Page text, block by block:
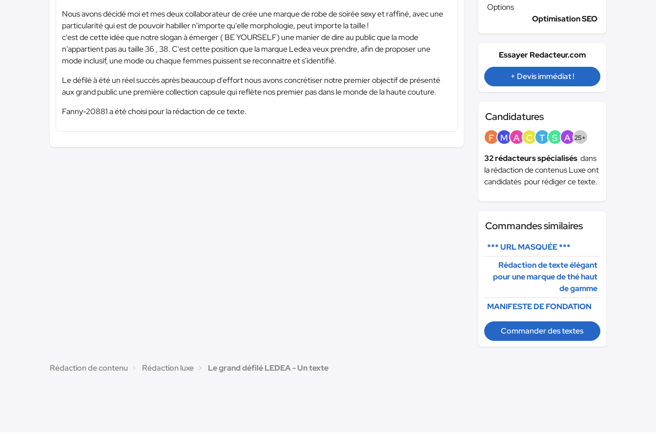
Nous avons décidé moi et mes deux collaborateur de crée une marque de robe de soirée sexy et raffiné, avec une
particularité qui est de pouvoir habiller n'importe qu'elle morphologie, peut importe la taille !
c'est de cette idée que notre slogan à émerger ( BE YOURSELF) une manier de dire au public que la mode
n'appartient pas au taille 36 , 38. C'est cette position que la marque Ledea veux prendre, afin de proposer une
mode inclusif, une mode ou chaque femmes puissent se reconnaitre et s'identifié.
Le défilé à été un réel succès après beaucoup d'effort nous avons concrétiser notre premier objectif de présenté
aux grand public une première collection capsule qui reflète nos premier pas dans le monde de la haute couture.
Fanny-20881 a été choisi pour la rédaction de ce texte.
Options
Optimisation SEO
Essayer Redacteur.com
+ Devis immédiat !
Candidatures
F M A C T S A 25+
32 rédacteurs spécialisés dans
la rédaction de contenus Luxe ont
candidatés pour rédiger ce texte.
Commandes similaires
*** URL MASQUÉE ***
Rédaction de texte élégant
pour une marque de thé haut
de gamme
MANIFESTE DE FONDATION
Commander des textes
Rédaction de contenu Rédaction luxe Le grand défilé LEDEA - Un texte